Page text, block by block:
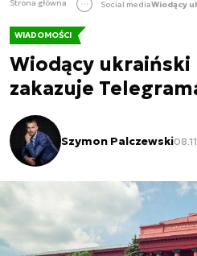
Strona główna Social media
WIADOMOŚCI
Wiodący
zakazuje
Szymon Palczewski